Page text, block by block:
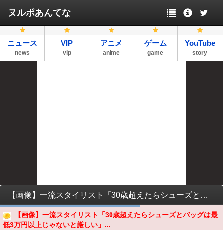
ヌルポあんてな
ニュース
news
VIP
vip
アニメ
anime
ゲーム
game
YouTube
story
【画像】一流スタイリスト「30歳超えたらシューズとバッグは最低3万円以上じゃないと厳しい」←コレは正論か？？？？？？？？
【画像】一流スタイリスト「30歳超えたらシューズとバッグは最
低3万円以上じゃないと厳しい」...